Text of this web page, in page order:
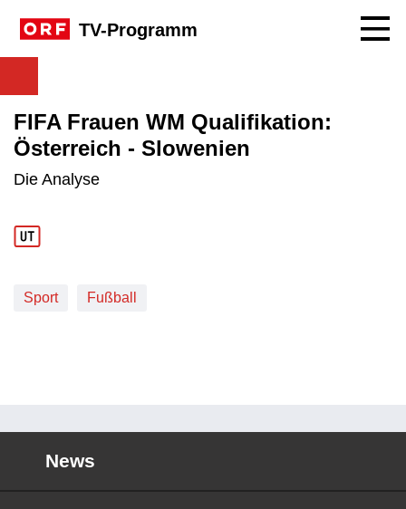
TV-Programm
FIFA Frauen WM Qualifikation:
Österreich - Slowenien
Die Analyse
Sport Fußball
News